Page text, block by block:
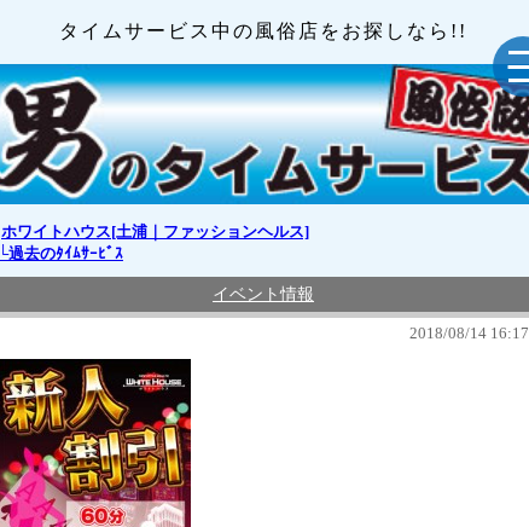
タイムサービス中の風俗店をお探しなら!!
ホワイトハウス[土浦｜ファッションヘルス]
└過去のﾀｲﾑｻｰﾋﾞｽ
イベント情報
2018/08/14 16:17